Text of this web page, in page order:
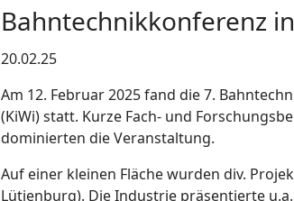
Bahntechnikkonferenz
20.02.25
Am 12. Februar 2025 fand die 7.
(KiWi) statt. Kurze Fach- und
dominierten die Veranstaltung.
Auf einer kleinen Fläche wurden div.
Lütjenburg). Die Industrie präsentierte